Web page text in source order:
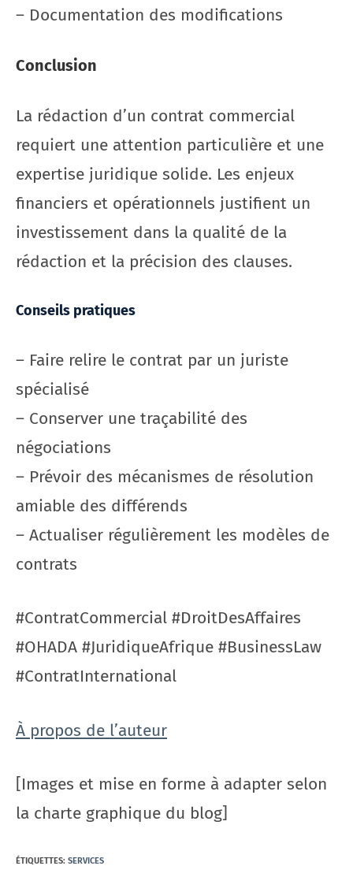
– Documentation des modifications
Conclusion
La rédaction d’un contrat commercial
requiert une attention particulière et une
expertise juridique solide. Les enjeux
financiers et opérationnels justifient un
investissement dans la qualité de la
rédaction et la précision des clauses.
Conseils pratiques
– Faire relire le contrat par un juriste
spécialisé
– Conserver une traçabilité des
négociations
– Prévoir des mécanismes de résolution
amiable des différends
– Actualiser régulièrement les modèles de
contrats
#ContratCommercial #DroitDesAffaires
#OHADA #JuridiqueAfrique #BusinessLaw
#ContratInternational
À propos de l’auteur
[Images et mise en forme à adapter selon
la charte graphique du blog]
ÉTIQUETTES: SERVICES